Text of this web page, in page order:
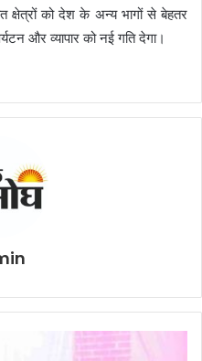
क्षेत्रों को देश के अन्य भागों से बेहतर
और व्यापार को नई गति देगा।